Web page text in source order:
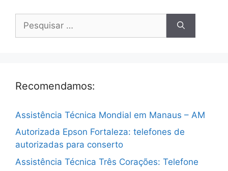
por:
Recomendamos:
Assistência Técnica Mondial em Manaus – AM
Autorizada Epson Fortaleza: telefones de
autorizadas para conserto
Assistência Técnica Três Corações: Telefone